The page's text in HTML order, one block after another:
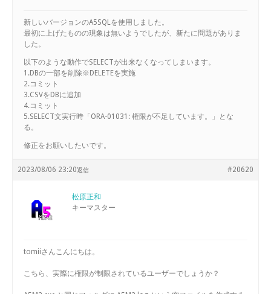
新しいバージョンのA5SQLを使用しました。
最初に上げたものの現象は無いようでしたが、新たに問題がありま
した。
以下のような動作でSELECTが出来なくなってしまいます。
1.DBの一部を削除※DELETEを実施
2.コミット
3.CSVをDBに追加
4.コミット
5.SELECT文実行時「ORA-01031: 権限が不足しています。」とな
る。
修正をお願いしたいです。
2023/08/06 23:20 #20620
返信
松原正和
キーマスター
tomiiさんこんにちは。
こちら、実際に権限が制限されているユーザーでしょうか？